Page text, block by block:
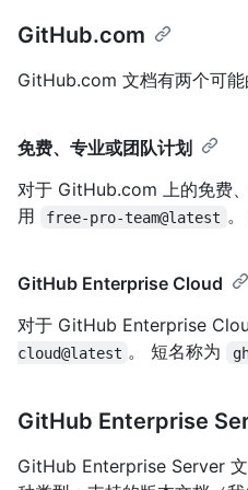
GitHub.com
GitHub.com 文档有两个可能
免费、专业或团队计划
对于 GitHub.com 上的免费
用
free-pro-team@latest
GitHub Enterprise Cloud
对于 GitHub Enterprise
cloud@latest 。 短名称为
GitHub Enterprise
GitHub Enterprise Server